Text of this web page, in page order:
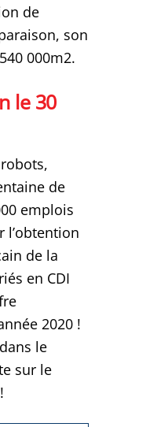
de
son
000m2.
le 30
de
emplois
l’obtention
de la
en CDI
2020 !
le
sur le